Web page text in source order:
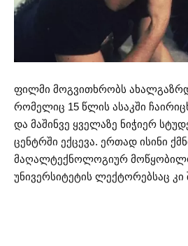
ფილმი მოგვითხრობს
რომელიც 15 წლის ასაკში
და მაშინვე ყველაზე ნიჭიერ
ცენტრში ექცევა. ერთად ისინი
მაღალტექნოლოგიურ
უნივერსიტეტის ლექტორებსაც კი